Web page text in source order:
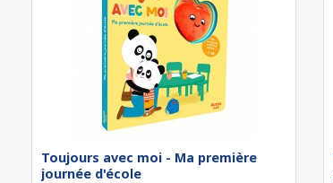
Toujours avec moi - Ma première
journée d'école